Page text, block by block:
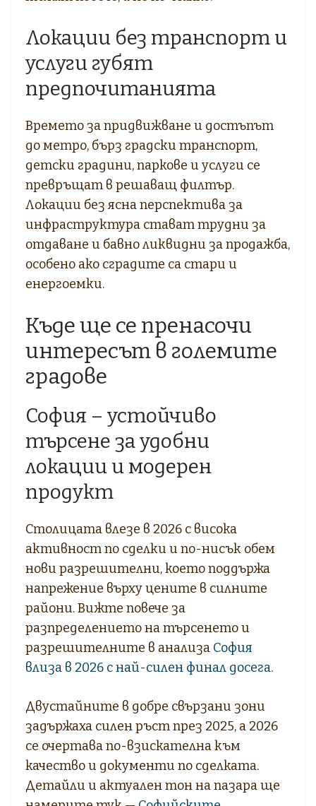
Локации без транспорт и
услуги губят
предпочитанията
Времето за придвижване и достъпът
до метро, бърз градски транспорт,
детски градини, паркове и услуги се
превръщат в решаващ филтър.
Локации без ясна перспектива за
инфраструктура стават трудни за
отдаване и бавно ликвидни за продажба,
особено ако сградите са стари и
енергоемки.
Къде ще се пренасочи
интересът в големите
градове
София – устойчиво
търсене за удобни
локации и модерен
продукт
Столицата влезе в 2026 с висока
активност по сделки и по-нисък обем
нови разрешителни, което поддържа
напрежение върху цените в силните
райони. Вижте повече за
разпределението на търсенето и
разрешителните в анализа София
влиза в 2026 с най-силен финал досега.
Двустайните в добре свързани зони
задържаха силен ръст през 2025, а 2026
се очертава по-взискателна към
качество и документи по сделката.
Детайли и актуален тон на пазара ще